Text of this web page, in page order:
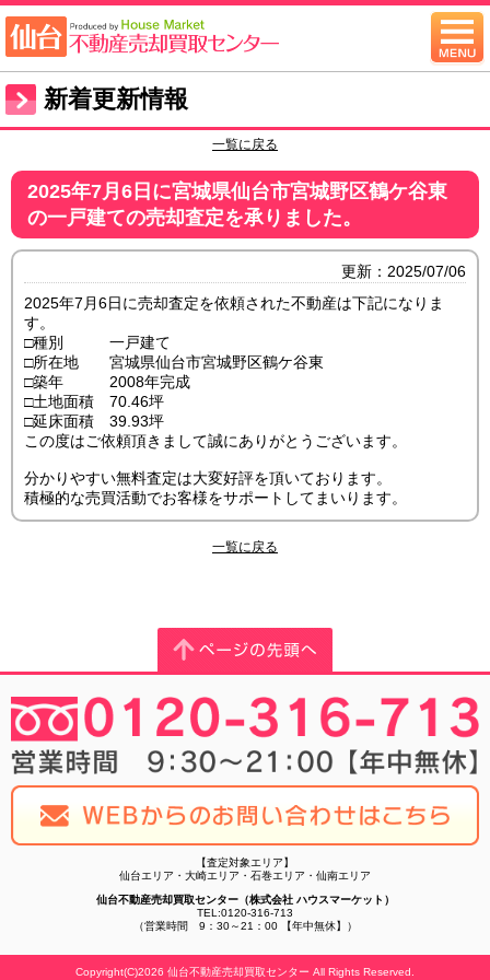
新着更新情報
一覧に戻る
2025年7月6日に宮城県仙台市宮城野区鶴ケ谷東
の一戸建ての売却査定を承りました。
更新：2025/07/06
2025年7月6日に売却査定を依頼された不動産は下記になりま
す。
□種別 一戸建て
□所在地 宮城県仙台市宮城野区鶴ケ谷東
□築年 2008年完成
□土地面積 70.46坪
□延床面積 39.93坪
この度はご依頼頂きまして誠にありがとうございます。
分かりやすい無料査定は大変好評を頂いております。
積極的な売買活動でお客様をサポートしてまいります。
一覧に戻る
【査定対象エリア】
仙台エリア・大崎エリア・石巻エリア・仙南エリア
仙台不動産売却買取センター（株式会社 ハウスマーケット）
TEL:0120-316-713
（営業時間 9：30～21：00 【年中無休】）
Copyright(C)2026 仙台不動産売却買取センター All Rights Reserved.